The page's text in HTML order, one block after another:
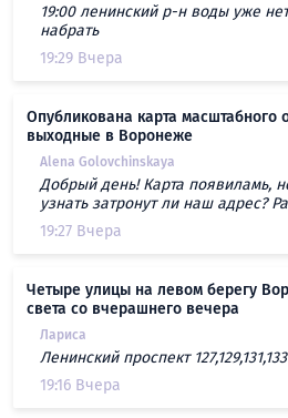
19:00 ленинский р-н воды уже
набрать
19:29 Вчера
Опубликована карта масштабного
выходные в Воронеже
Alena Golovchinskaya
Добрый день! Карта появиламь,
узнать затронут ли наш адрес?
19:27 Вчера
Четыре улицы на левом берегу
света со вчерашнего вечера
Лариса
Ленинский проспект
19:16 Вчера